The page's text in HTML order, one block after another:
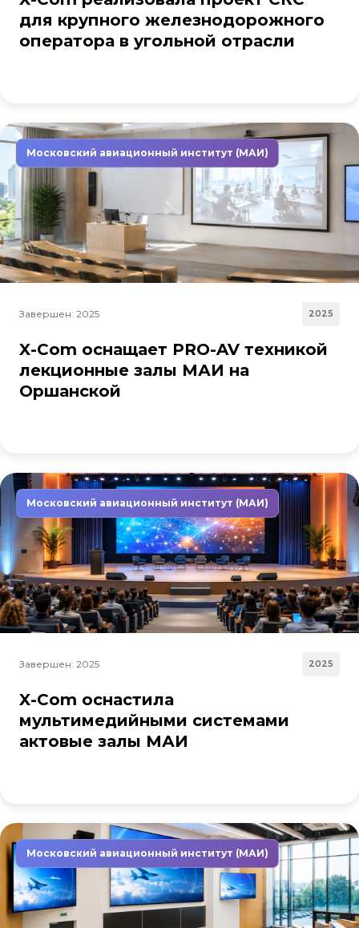
для крупного железнодорожного
оператора в угольной отрасли
Московский авиационный институт (МАИ)
Завершен: 2025 2025
X-Com оснащает PRO-AV техникой
лекционные залы МАИ на
Оршанской
Московский авиационный институт (МАИ)
Завершен: 2025 2025
X-Com оснастила
мультимедийными системами
актовые залы МАИ
Московский авиационный институт (МАИ)